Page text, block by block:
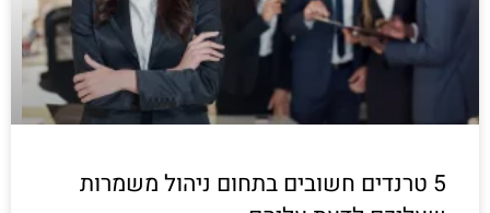
5 טרנדים חשובים בתחום ניהול משמרות